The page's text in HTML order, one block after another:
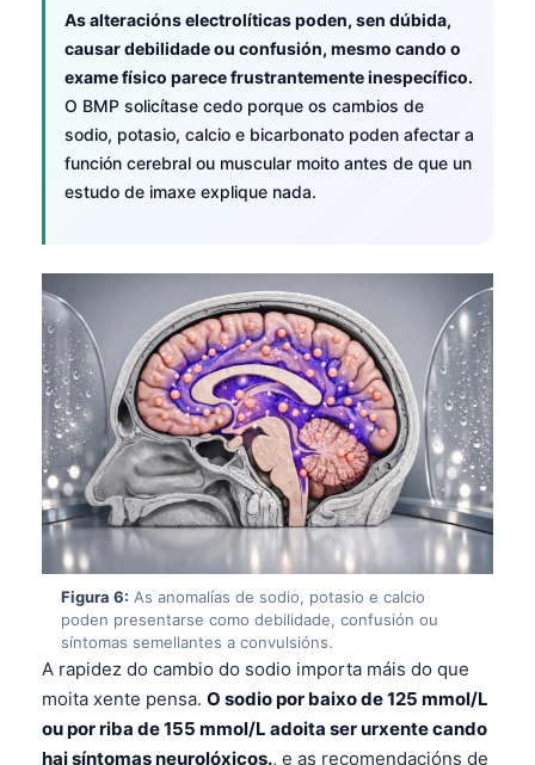
As alteracións electrolíticas poden, sen dúbida,
causar debilidade ou confusión, mesmo cando o
exame físico parece frustrantemente inespecífico.
O BMP solicítase cedo porque os cambios de
sodio, potasio, calcio e bicarbonato poden afectar a
función cerebral ou muscular moito antes de que un
estudo de imaxe explique nada.
Figura 6: As anomalías de sodio, potasio e calcio
poden presentarse como debilidade, confusión ou
síntomas semellantes a convulsións.
A rapidez do cambio do sodio importa máis do que
moita xente pensa. O sodio por baixo de 125 mmol/L
ou por riba de 155 mmol/L adoita ser urxente cando
hai síntomas neurolóxicos., e as recomendacións de
ქართული
Русский
Lietuvių kalba
Polski
한국어
Magyar
Shqip
বাংলা
اردو
मराठी
മലയാളം
Bahasa Melayu
Tiếng Việt
Tagalog
ไทย